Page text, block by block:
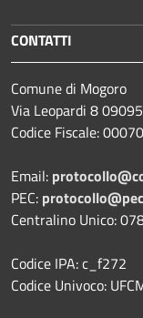
CONTATTI
Comune di Mogoro
Via Leopardi 8
Codice Fiscale:
Email:
PEC:
Centralino Unico:
Codice IPA: c_f272
Codice Univoco: